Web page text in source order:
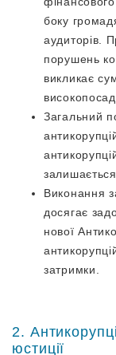
боку
аудиторів.
порушень
викликає
Загальний
Виконання
досягає
нової
затримки.
2.
юстиції